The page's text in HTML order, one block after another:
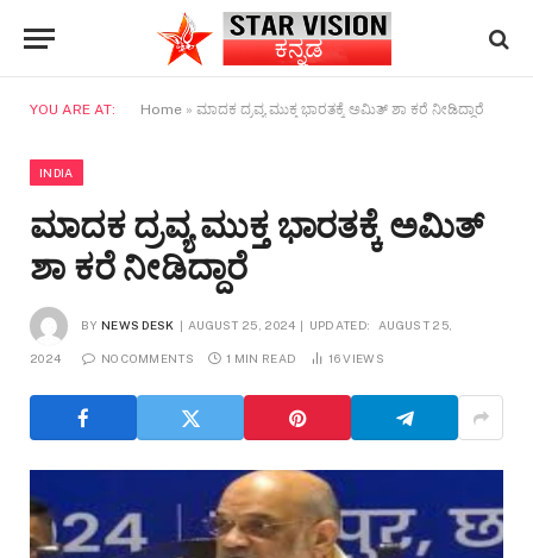
YOU ARE AT: Home » ಮಾದಕ ದ್ರವ್ಯ ಮುಕ್ತ ಭಾರತಕ್ಕೆ ಅಮಿತ್ ಶಾ ಕರೆ ನೀಡಿದ್ದಾರೆ
INDIA
ಮಾದಕ ದ್ರವ್ಯ ಮುಕ್ತ ಭಾರತಕ್ಕೆ ಅಮಿತ್
ಶಾ ಕರೆ ನೀಡಿದ್ದಾರೆ
BY NEWS DESK AUGUST 25, 2024 UPDATED: AUGUST 25,
2024 NO COMMENTS 1 MIN READ 16VIEWS